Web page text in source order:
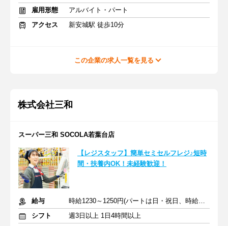
雇用形態
アルバイト・パート
アクセス
新安城駅 徒歩10分
この企業の求人一覧を見る
株式会社三和
スーパー三和 SOCOLA若葉台店
【レジスタッフ】簡単セミセルフレジ♪短時
間・扶養内OK！未経験歓迎！
給与
時給1230～1250円(パートは日・祝日、時給50円アップ)
シフト
週3日以上 1日4時間以上